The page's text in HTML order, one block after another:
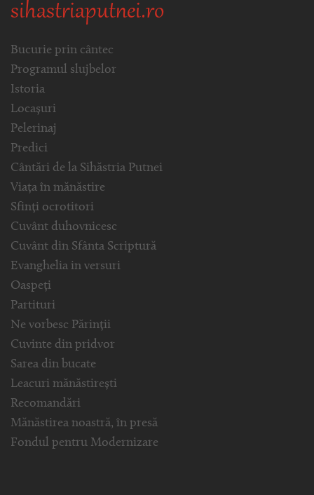
sihastriaputnei.ro
Bucurie prin cântec
Programul slujbelor
Istoria
Locașuri
Pelerinaj
Predici
Cântări de la Sihăstria Putnei
Viața în mănăstire
Sfinți ocrotitori
Cuvânt duhovnicesc
Cuvânt din Sfânta Scriptură
Evanghelia in versuri
Oaspeți
Partituri
Ne vorbesc Părinții
Cuvinte din pridvor
Sarea din bucate
Leacuri mănăstirești
Recomandări
Mănăstirea noastră, în presă
Fondul pentru Modernizare